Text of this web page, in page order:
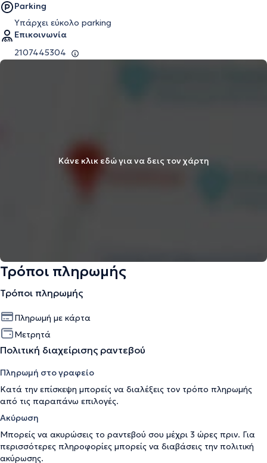
Parking
Υπάρχει εύκολο parking
Επικοινωνία
2107445304
Κάνε κλικ εδώ για να δεις τον χάρτη
Τρόποι πληρωμής
Τρόποι πληρωμής
Πληρωμή με κάρτα
Μετρητά
Πολιτική διαχείρισης ραντεβού
Πληρωμή στο γραφείο
Κατά την επίσκεψη μπορείς να διαλέξεις τον τρόπο πληρωμής
από τις παραπάνω επιλογές.
Ακύρωση
Μπορείς να ακυρώσεις το ραντεβού σου μέχρι 3 ώρες πριν. Για
περισσότερες πληροφορίες μπορείς να διαβάσεις την πολιτική
ακύρωσης.